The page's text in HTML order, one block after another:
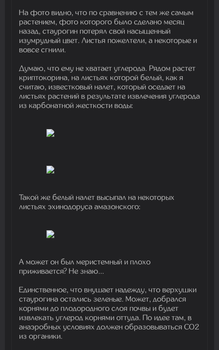
На фото видно, что по сравнению с тем же самым
растением, фото которого было сделано месяц
назад, стаурогин потерял свой насыщенный
изумрудный цвет. Листья пожелтели, а некоторые и
вовсе сгнили.
Думаю, что ему не хватает углерода. Рядом растет
криптокорина, на листьях которой белый, как я
считаю, известковый налет, который оседает на
листьях растений в результате извлечения углерода
из карбонатной жесткости воды:
Такой же белый налет высыпал на некоторых
листьях эхинодоруса амазонского:
А может он был меристемный и плохо
приживается? Не знаю...
Единственное, что внушает надежду, что верхушки
стаурогина остались зеленые. Может, добрался
корнями до плодородного слоя почвы и будет
извлекать углерод корнями оттуда. По идее там, в
анаэробных условиях должен образовываться CO2
из органики.